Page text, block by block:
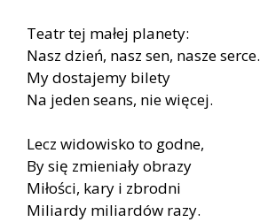
Teatr tej małej planety:
Nasz dzień, nasz sen, nasze serce.
My dostajemy bilety
Na jeden seans, nie więcej.
Lecz widowisko to godne,
By się zmieniały obrazy
Miłości, kary i zbrodni
Miliardy miliardów razy.